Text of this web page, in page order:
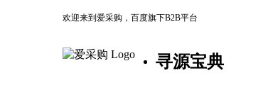
欢迎来到爱采购，百度旗下B2B平台
寻源宝典